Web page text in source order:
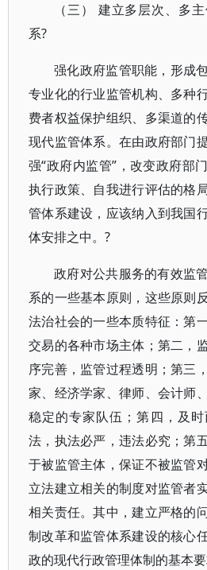
（三） 建立多层次、多
系?
强化政府监管职能，形成
专业化的行业监管机构、多种
费者权益保护组织、多渠道的
现代监管体系。在由政府部门
强“政府内监管”，改变政府部
执行政策、自我进行评估的格
管体系建设，应该纳入到我国
体安排之中。?
政府对公共服务的有效监
系的一些基本原则，这些原则
法治社会的一些本质特征：第
交易的各种市场主体；第二，
序完善，监管过程透明；第三
家、经济学家、律师、会计师
稳定的专家队伍；第四，及
法，执法必严，违法必究；第
于被监管主体，保证不被监管
立法建立相关的制度对监管者
相关责任。其中，建立严格的
制改革和监管体系建设的核心
政的现代行政管理体制的基本